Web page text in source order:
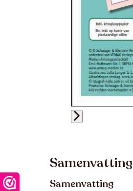
Samenvatting
Samenvatting